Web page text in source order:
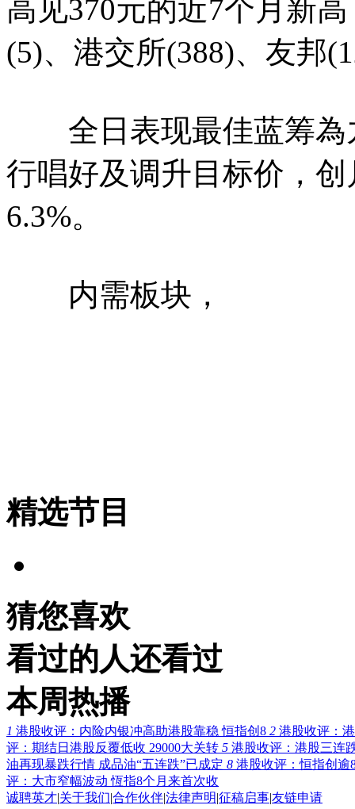
高见370元的近7个月新
(5)、港交所(388)、友邦
全日表现最佳蓝筹為
行唱好及调升目标价，
6.3%。
内需板块，
精选节目
猜您喜欢
看过的人还看过
本周热播
1 港股收评：内险内银冲高助港股靠稳 恒指创8 2 港股收评：
评：期结日港股反覆低收 29000大关转 5 港股收评：港股三连
油再现暴跌行情 成品油“五连跌”已成定 8 港股收评：恒指创逾
评：大市窄幅波动 恆指8个月来首次收
诚聘英才|关于我们|合作伙伴|法律声明|征稿启事|友链申请